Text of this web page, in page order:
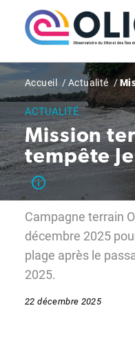
contenu
Fil
d'Ariane
Accueil Actualité
ACTUALITÉ
Mission
tempête
Campagne terrain
décembre 2025
plage après le
2025.
22 décembre 2025
Panneau de gestion des